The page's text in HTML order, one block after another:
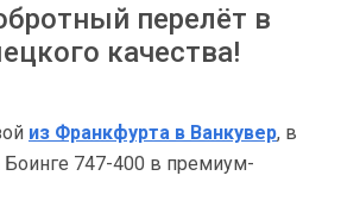
перелёт в
качества!
из Франкфурта в Ванкувер, в
Боинге 747-400 в премиум-